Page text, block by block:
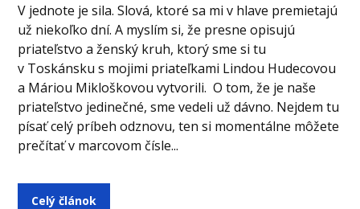
V jednote je sila. Slová, ktoré sa mi v hlave premietajú
už niekoľko dní. A myslím si, že presne opisujú
priateľstvo a ženský kruh, ktorý sme si tu
v Toskánsku s mojimi priateľkami Lindou Hudecovou
a Máriou Mikloškovou vytvorili. O tom, že je naše
priateľstvo jedinečné, sme vedeli už dávno. Nejdem tu
písať celý príbeh odznovu, ten si momentálne môžete
prečítať v marcovom čísle...
Celý článok